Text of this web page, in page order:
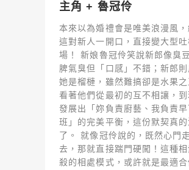
主角 + 魯冠伶
本來以為婚禮會是唯美浪漫風，
這對新人一開口，直接變大型吐
場！ 新娘魯冠伶笑說新郎像臭
脾氣臭但「口感」不錯；新郎
她是榴槤，雖然難搞卻是水果之
看著他們從最初的互不相讓，
發展出「妳負責廚藝、我負責早
班」的完美平衡，這份默契真的
了。 就像冠伶說的，既然心門
去，那就直接踹門硬闖！這種相
殺的相處模式，或許就是最適合